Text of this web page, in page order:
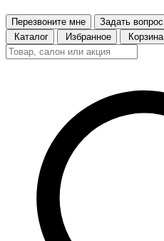
Перезвоните мне
Задать вопрос
Каталог
Избранное Корзина